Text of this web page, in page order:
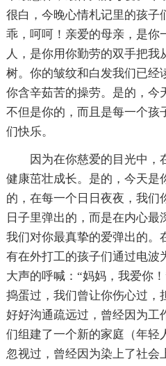
很白，今晚心情札记里的孩子
乖，呵呵！亲爱的母亲，是你
人，是你用你勤劳的双手把我
树。你的皱纹和白发我们已经
你含辛茹苦的操劳。是的，今
不但是你的，而且是每一个孩
们快乐。
因为在你慈爱的目光中，
健康茁壮成长。是的，今天是
的，在每一个日日夜夜，我们
日子里弹出的，而是在内心
我们对你最真挚的爱弹出的。
有在外打工的孩子们通过电波
大声的呼喊：“妈妈，我爱你
捣蛋过，我们曾让你伤心过，
好好沟通疏远过，曾经因为工
们组建了一个新的家庭（年轻
忽视过，曾经因为染上了社会